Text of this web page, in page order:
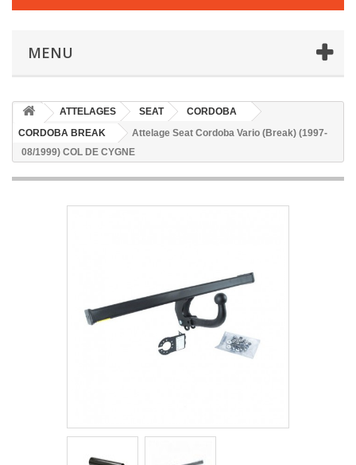
MENU
ATTELAGES SEAT
CORDOBA
CORDOBA BREAK
Attelage Seat Cordoba Vario (Break) (1997-
08/1999) COL DE CYGNE